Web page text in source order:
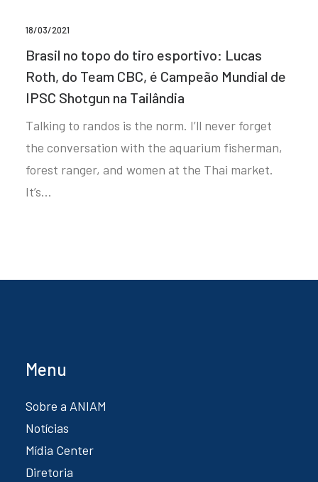
18/03/2021
Brasil no topo do tiro esportivo: Lucas
Roth, do Team CBC, é Campeão Mundial de
IPSC Shotgun na Tailândia
Talking to randos is the norm. I’ll never forget
the conversation with the aquarium fisherman,
forest ranger, and women at the Thai market.
It’s…
Menu
Sobre a ANIAM
Notícias
Mídia Center
Diretoria